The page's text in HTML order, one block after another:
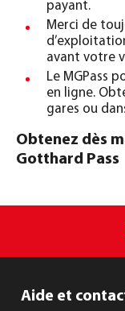
payant.
Merci de
avant votre
Le MGPass
en ligne.
gares ou
Obtenez dès
Gotthard Pass
Aide et